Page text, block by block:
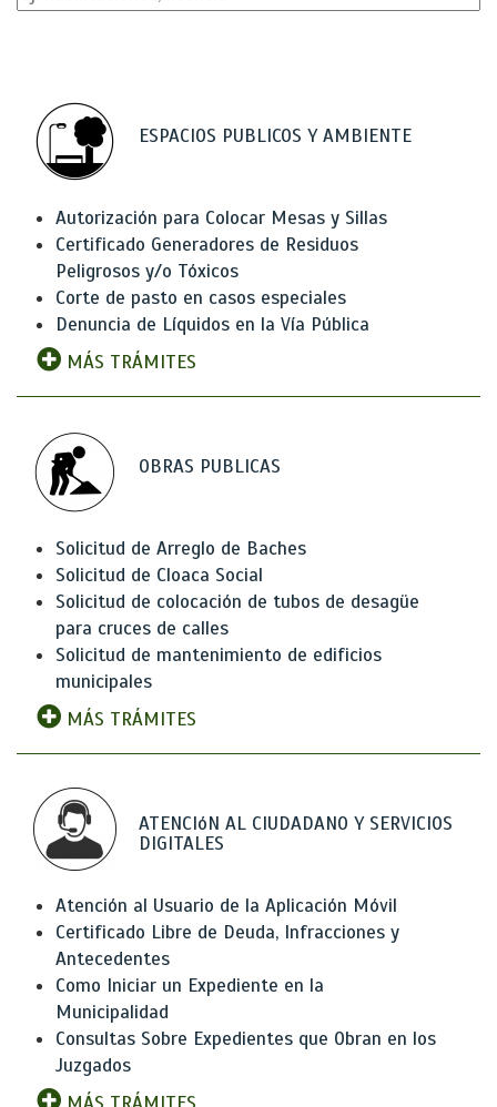
ESPACIOS PUBLICOS Y AMBIENTE
Autorización para Colocar Mesas y Sillas
Certificado Generadores de Residuos
Peligrosos y/o Tóxicos
Corte de pasto en casos especiales
Denuncia de Líquidos en la Vía Pública
MÁS TRÁMITES
OBRAS PUBLICAS
Solicitud de Arreglo de Baches
Solicitud de Cloaca Social
Solicitud de colocación de tubos de desagüe
para cruces de calles
Solicitud de mantenimiento de edificios
municipales
MÁS TRÁMITES
ATENCIóN AL CIUDADANO Y SERVICIOS
DIGITALES
Atención al Usuario de la Aplicación Móvil
Certificado Libre de Deuda, Infracciones y
Antecedentes
Como Iniciar un Expediente en la
Municipalidad
Consultas Sobre Expedientes que Obran en los
Juzgados